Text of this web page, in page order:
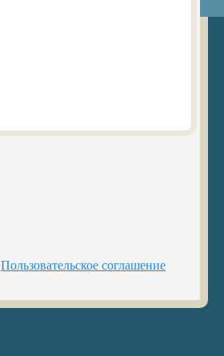
Пользовательское соглашение